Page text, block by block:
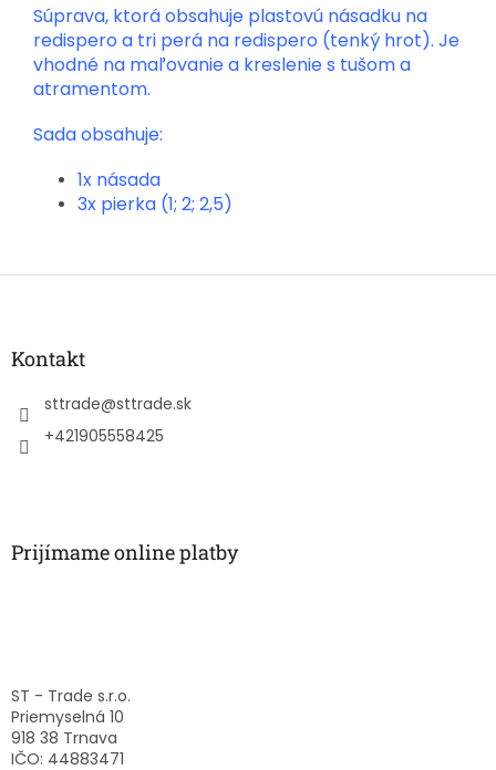
Súprava, ktorá obsahuje plastovú násadku na
redispero a tri perá na redispero (tenký hrot). Je
vhodné na maľovanie a kreslenie s tušom a
atramentom.
Sada obsahuje:
1x násada
3x pierka (1; 2; 2,5)
Z
Kontakt
sttrade@sttrade.sk
+421905558425
Prijímame online platby
ST - Trade s.r.o.
Priemyselná 10
918 38 Trnava
IČO: 44883471